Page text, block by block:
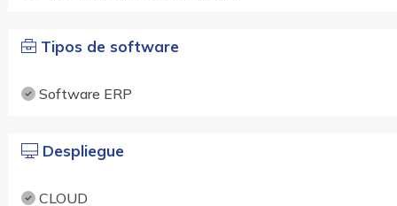
Tipos de software
Software ERP
Despliegue
CLOUD